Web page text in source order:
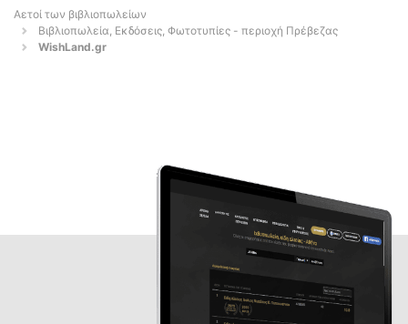
Αετοί των βιβλιοπωλείων
Βιβλιοπωλεία, Εκδόσεις, Φωτοτυπίες - περιοχή Πρέβεζας
WishLand.gr